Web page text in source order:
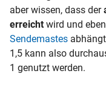
aber wissen, dass der
erreicht wird und
Sendemastes
1,5 kann also
1 genutzt werden.